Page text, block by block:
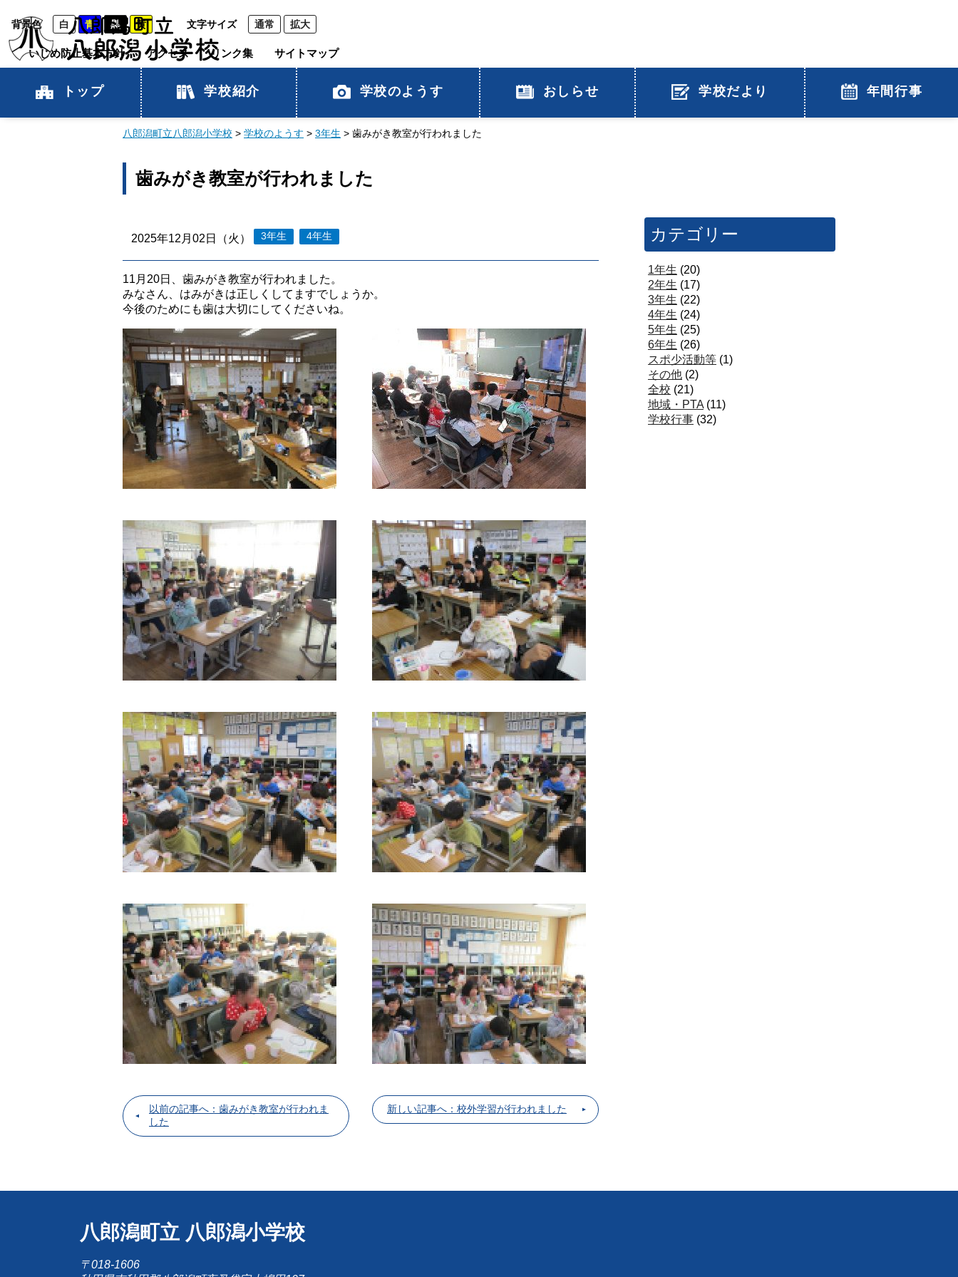
背景色 白 青 黒 黄 文字サイズ 通常 拡大
いじめ防止基本方針 アクセス リンク集 サイトマップ
トップ 学校紹介 学校のようす おしらせ 学校だより 年間行事
八郎潟町立八郎潟小学校 > 学校のようす > 3年生 > 歯みがき教室が行われました
歯みがき教室が行われました
2025年12月02日（火） 3年生 4年生
11月20日、歯みがき教室が行われました。
みなさん、はみがきは正しくしてますでしょうか。
今後のためにも歯は大切にしてくださいね。
以前の記事へ：歯みがき教室が行われま
した
新しい記事へ：校外学習が行われました
カテゴリー
1年生 (20)
2年生 (17)
3年生 (22)
4年生 (24)
5年生 (25)
6年生 (26)
スポ少活動等 (1)
その他 (2)
全校 (21)
地域・PTA (11)
学校行事 (32)
八郎潟町立 八郎潟小学校
〒018-1606